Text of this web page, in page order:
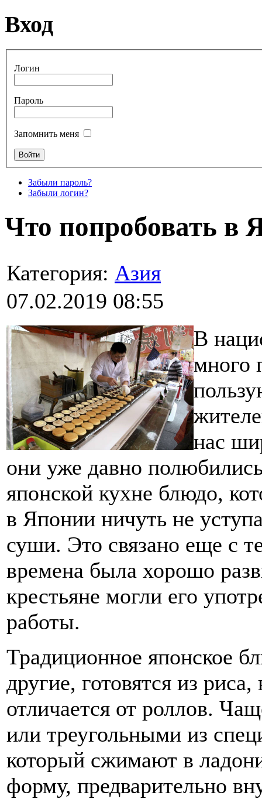
Вход
Логин
Пароль
Запомнить меня
Забыли пароль?
Забыли логин?
Что попробовать в
Категория: Азия
07.02.2019 08:55
В
много
нас
они уже давно
японской кухне блюдо,
в Японии ничуть не
суши. Это связано еще с
времена была хорошо
крестьяне могли его
работы.
Традиционное японское
другие, готовятся из
отличается от роллов.
или треугольными из
который сжимают в
форму, предварительно